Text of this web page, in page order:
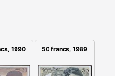
1990 50 francs, 1989